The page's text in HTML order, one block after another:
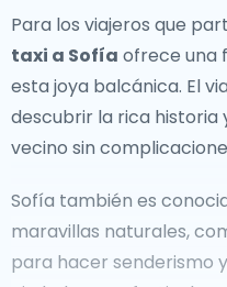
encantadores pueblos
**Bodrum** ofrecen
playas a lo largo de la
aguas cristalinas y
aficionados a la historia,
**Hierápolis** son un
Turquía.
Por caminos menos
Para los viajeros que
taxi a Sofía ofrece una
esta joya balcánica. El
descubrir la rica historia
vecino sin
Sofía también es
maravillas naturales,
para hacer senderismo